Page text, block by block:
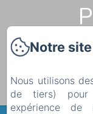
Notre
Nous utilisons
de tiers) pour
expérience